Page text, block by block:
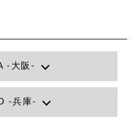
-大阪-
北区小松原町1-27梅田エビスビル7F
-兵庫-